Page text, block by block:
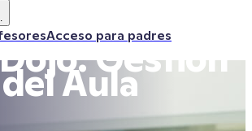
Acceso para padres
Gestión
del Aula